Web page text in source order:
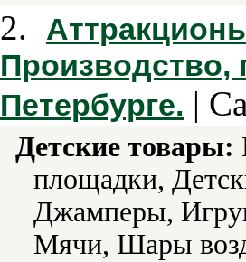
2.
Производство,
Петербурге. |
Детские товары:
площадки,
Джамперы,
Мячи, Шары